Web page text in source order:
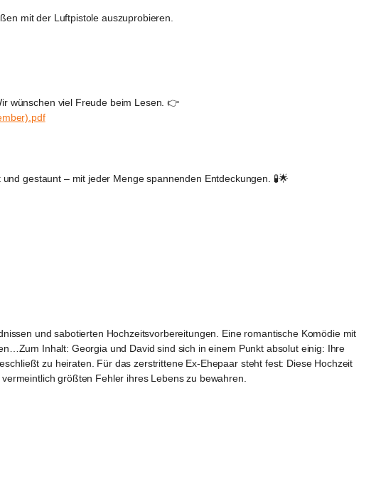
mit der Luftpistole auszuprobieren.
wünschen viel Freude beim Lesen. 👉
gestaunt – mit jeder Menge spannenden Entdeckungen. 🧪🌟
und sabotierten Hochzeitsvorbereitungen. Eine romantische Komödie mit
Inhalt: Georgia und David sind sich in einem Punkt absolut einig: Ihre
zu heiraten. Für das zerstrittene Ex-Ehepaar steht fest: Diese Hochzeit
größten Fehler ihres Lebens zu bewahren.